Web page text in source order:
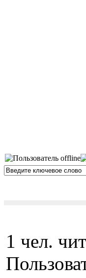
1 чел.